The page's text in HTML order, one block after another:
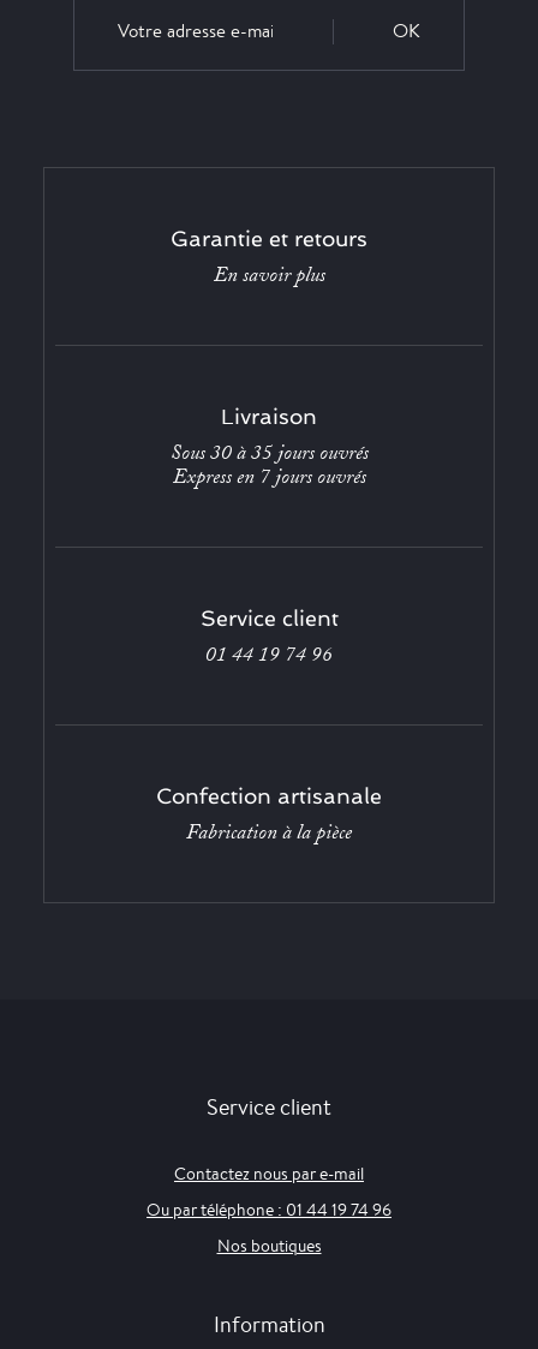
OK
Garantie et retours
En savoir plus
Livraison
Sous 30 à 35 jours ouvrés
Express en 7 jours ouvrés
Service client
01 44 19 74 96
Confection artisanale
Fabrication à la pièce
Service client
Contactez nous par e-mail
Ou par téléphone : 01 44 19 74 96
Nos boutiques
Information